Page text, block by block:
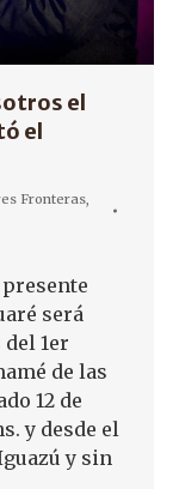
el
el
Fronteras,
será
1er
de las
12 de
y desde el
y sin